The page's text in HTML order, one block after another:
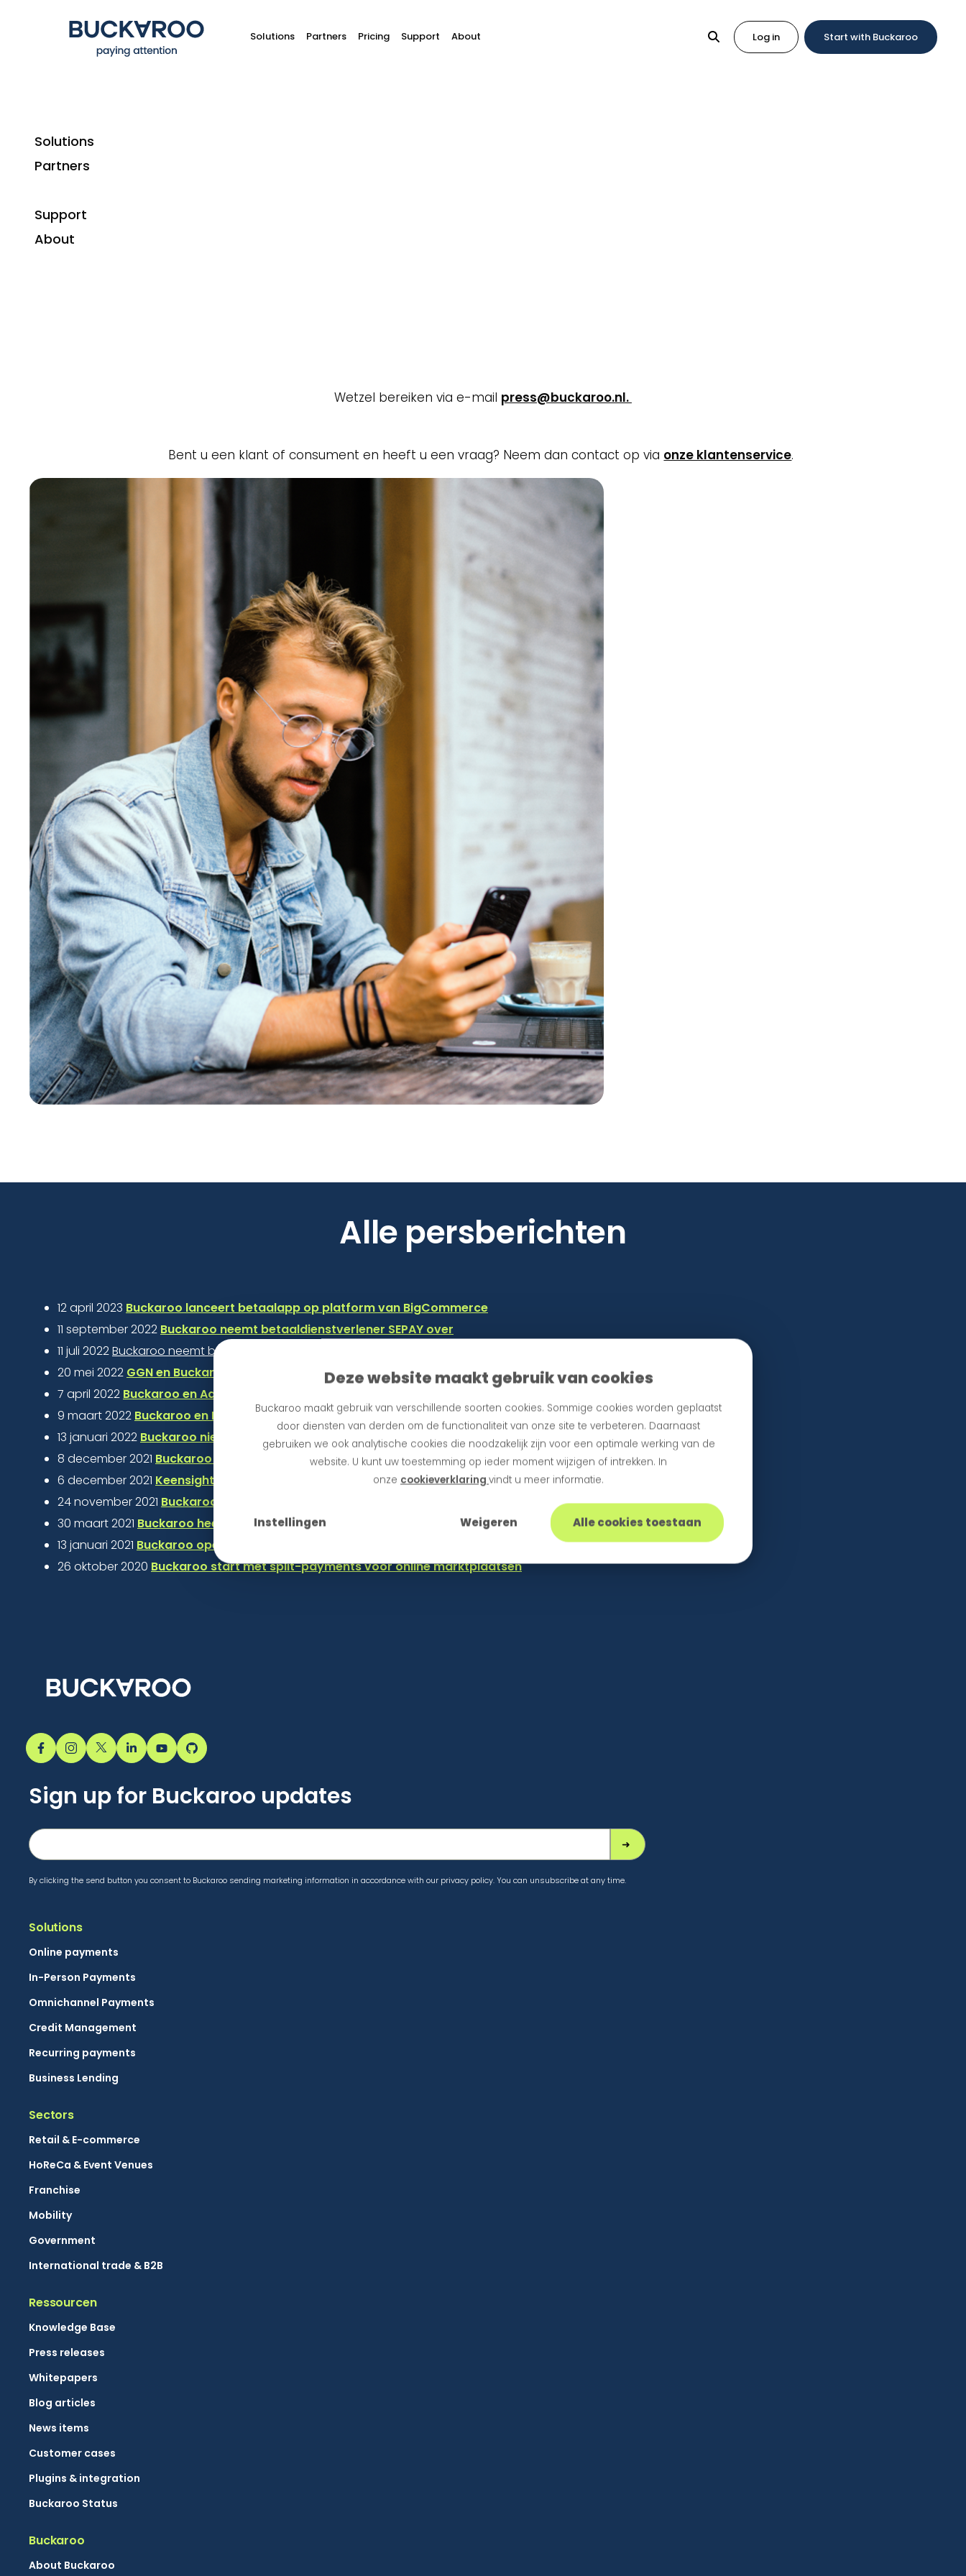
Deze website maakt gebruik van cookies
Buckaroo maakt gebruik van verschillende soorten cookies. Sommige cookies worden geplaatst
door diensten van derden om de functionaliteit van onze site te verbeteren. Daarnaast
gebruiken we ook analytische cookies die noodzakelijk zijn voor een optimale werking van de
website. U kunt uw toestemming op ieder moment wijzigen of intrekken. In
onze cookieverklaring vindt u meer informatie.
Instellingen Weigeren Alle cookies toestaan
Solutions Partners Pricing Support About Log in Start with Buckaroo
Solutions
Partners
Support
About
Deze pagina bevat de volledige historie aan persberichten die ooit zijn gepubliceerd. Daarnaast kunt u hier ook de contactgegevens vinden van
Wetzel bereiken via e-mail press@buckaroo.nl.
Bent u een klant of consument en heeft u een vraag? Neem dan contact op via onze klantenservice.
Alle persberichten
12 april 2023 Buckaroo lanceert betaalapp op platform van BigCommerce
11 september 2022 Buckaroo neemt betaaldienstverlener SEPAY over
11 juli 2022Buckaroo neemt betaaldienstverlener SEPAY over
20 mei 2022 GGN en Buckaroo introduceren een full service creditmanagementoplossing
7 april 2022 Buckaroo en Ad Up komen met oplossing voor afhakers in het betaalproces
9 maart 2022 Buckaroo en MaxCredible bundelen krachten voor MKB-bedrijven
13 januari 2022 Buckaroo nieuwe sponsor van wielerclub BEAT Cycling
8 december 2021 Buckaroo portal koppelt met Sportivity van b.o.s.s. BV
6 december 2021 Keensight Capital verwerft meerderheidsbelang in Buckaroo
24 november 2021 Buckaroo helpt het MKB groeien met payment based lenen
30 maart 2021 Buckaroo heeft overname Sisow afgerond
13 januari 2021 Buckaroo opent kantoor in België
26 oktober 2020 Buckaroo start met split-payments voor online marktplaatsen
Sign up for Buckaroo updates
By clicking the send button you consent to Buckaroo sending marketing information in accordance with our privacy policy. You can unsubscribe at any time.
Solutions
Online payments
In-Person Payments
Omnichannel Payments
Credit Management
Recurring payments
Business Lending
Sectors
Retail & E-commerce
HoReCa & Event Venues
Franchise
Mobility
Government
International trade & B2B
Ressourcen
Knowledge Base
Press releases
Whitepapers
Blog articles
News items
Customer cases
Plugins & integration
Buckaroo Status
Buckaroo
About Buckaroo